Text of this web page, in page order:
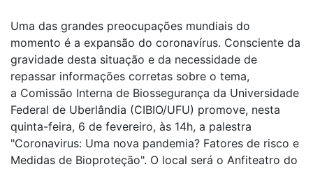
Uma das grandes preocupações mundiais do
momento é a expansão do coronavírus. Consciente da
gravidade desta situação e da necessidade de
repassar informações corretas sobre o tema,
a Comissão Interna de Biossegurança da Universidade
Federal de Uberlândia (CIBIO/UFU) promove, nesta
quinta-feira, 6 de fevereiro, às 14h, a palestra
"Coronavirus: Uma nova pandemia? Fatores de risco e
Medidas de Bioproteção". O local será o Anfiteatro do